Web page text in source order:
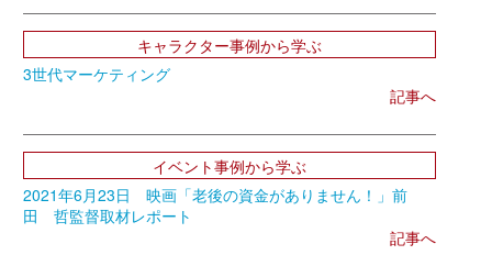
キャラクター事例から学ぶ
3世代マーケティング
記事へ
イベント事例から学ぶ
2021年6月23日 映画「老後の資金がありません！」前
田 哲監督取材レポート
記事へ